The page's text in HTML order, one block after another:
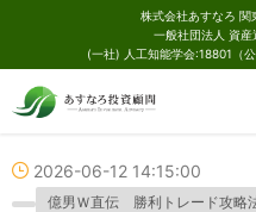
株式会社あすなろ
一般社団法人 資
(一社) 人工知能学会:18801（
2026-06-12 14:15:00
億男Ｗ直伝 勝利トレード攻略